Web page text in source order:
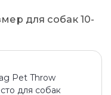
для собак 10-
Pet Throw
для собак